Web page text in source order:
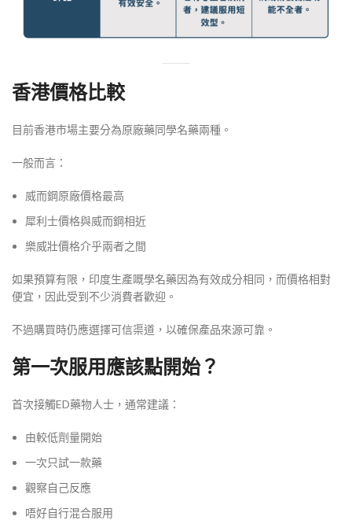
香港價格比較
目前香港市場主要分為原廠藥同學名藥兩種。
一般而言：
威而鋼原廠價格最高
犀利士價格與威而鋼相近
樂威壯價格介乎兩者之間
如果預算有限，印度生產嘅學名藥因為有效成分相同，而價格相對
便宜，因此受到不少消費者歡迎。
不過購買時仍應選擇可信渠道，以確保產品來源可靠。
第一次服用應該點開始？
首次接觸ED藥物人士，通常建議：
由較低劑量開始
一次只試一款藥
觀察自己反應
唔好自行混合服用